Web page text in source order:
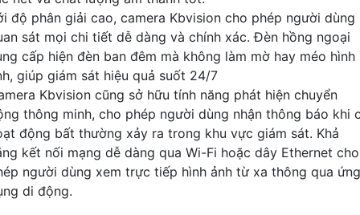
độ phân giải cao, camera Kbvision cho phép người dùng
sát mọi chi tiết dễ dàng và chính xác. Đèn hồng ngoại
cấp hiện đèn ban đêm mà không làm mờ hay méo hình
giúp giám sát hiệu quả suốt 24/7
Kbvision cũng sở hữu tính năng phát hiện chuyển
thông minh, cho phép người dùng nhận thông báo khi
động bất thường xảy ra trong khu vực giám sát. Khả
kết nối mạng dễ dàng qua Wi-Fi hoặc dây Ethernet cho
người dùng xem trực tiếp hình ảnh từ xa thông qua ứng
di động.